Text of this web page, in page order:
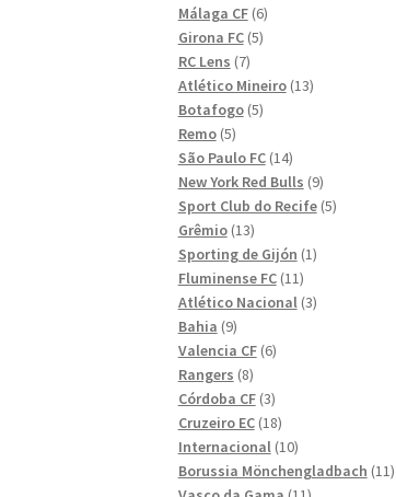
Málaga CF 66
produkter
Girona FC 55
RC Lens 77
produkter
Atlético Mineiro 1313
Botafogo 55
Remo 55
produkter
São Paulo FC 1414
produkter
New York Red Bulls 99
produkter
Sport Club do Recife 55
Grêmio 1313
produkter
Sporting de Gijón 11
Fluminense FC 1111
produkter
Atlético Nacional 33
Bahia 99
produkter
Valencia CF 66
Rangers 88
produkter
Córdoba CF 33
produkter
Cruzeiro EC 1818
produkter
Internacional 1010
produkter
Borussia Mönchengladbach 1111